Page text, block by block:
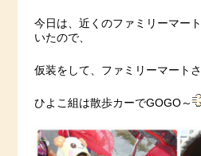
今日は、近くのファミリーマー
いたので、
仮装をして、ファミリーマート
ひよこ組は散歩カーでGOGO～